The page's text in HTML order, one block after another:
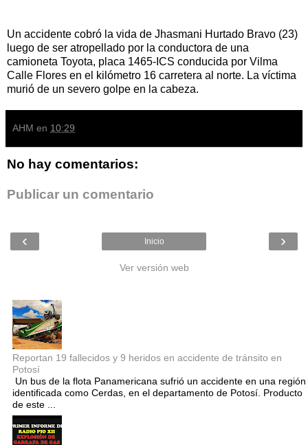
Un accidente cobró la vida de Jhasmani Hurtado Bravo (23)
luego de ser atropellado por la conductora de una
camioneta Toyota, placa 1465-ICS conducida por Vilma
Calle Flores en el kilómetro 16 carretera al norte. La víctima
murió de un severo golpe en la cabeza.
AHM en 10:29
No hay comentarios:
Publicar un comentario
‹ ›
Inicio
Ver versión web
Reportan 19 fallecidos y 9 heridos en accidente de tránsito en
Potosí
Un bus de la flota Panamericana sufrió un accidente en una región
identificada como Cerdas, en el departamento de Potosí. Producto
de este ...